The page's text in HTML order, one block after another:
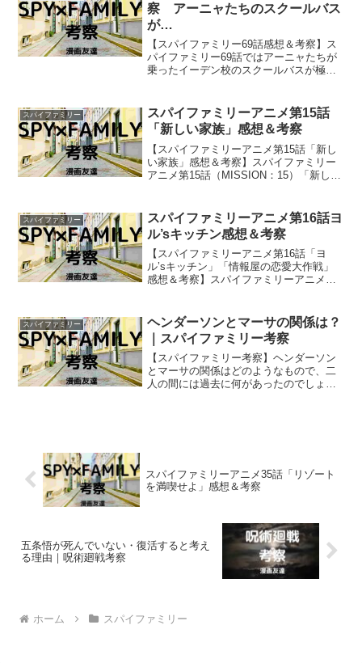
察 アーニャたちのスクールバス
が…
【スパイファミリー69話感想＆考察】ス
パイファミリー69話ではアーニャたちが
乗ったイーデン校のスクールバスが極左
ったいどうなってしまうのでしょうか？
スパイファミリー
スパイファミリーアニメ第15話
「新しい家族」感想＆考察
【スパイファミリーアニメ第15話「新し
い家族」感想＆考察】スパイファミリー
アニメ第15話（MISSION：15）「新しい
がついにフォージャー家の一員になりま
したね。
スパイファミリー
スパイファミリーアニメ第16話ヨ
ル’sキッチン感想＆考察
【スパイファミリーアニメ第16話「ヨ
ル’sキッチン」「情報屋の恋愛大作戦」
感想＆考察】スパイファミリーアニメ第
です。
スパイファミリー
ヘンダーソンとマーサの関係は？
｜スパイファミリー考察
【スパイファミリー考察】ヘンダーソン
とマーサの関係はどのようなもので、二
人の間には過去に何があったのでしょう
スパイファミリーアニメ35話「リゾート
を満喫せよ」感想＆考察
五条悟が死んでいない・復活すると考え
る理由｜呪術廻戦考察
ホーム スパイファミリー